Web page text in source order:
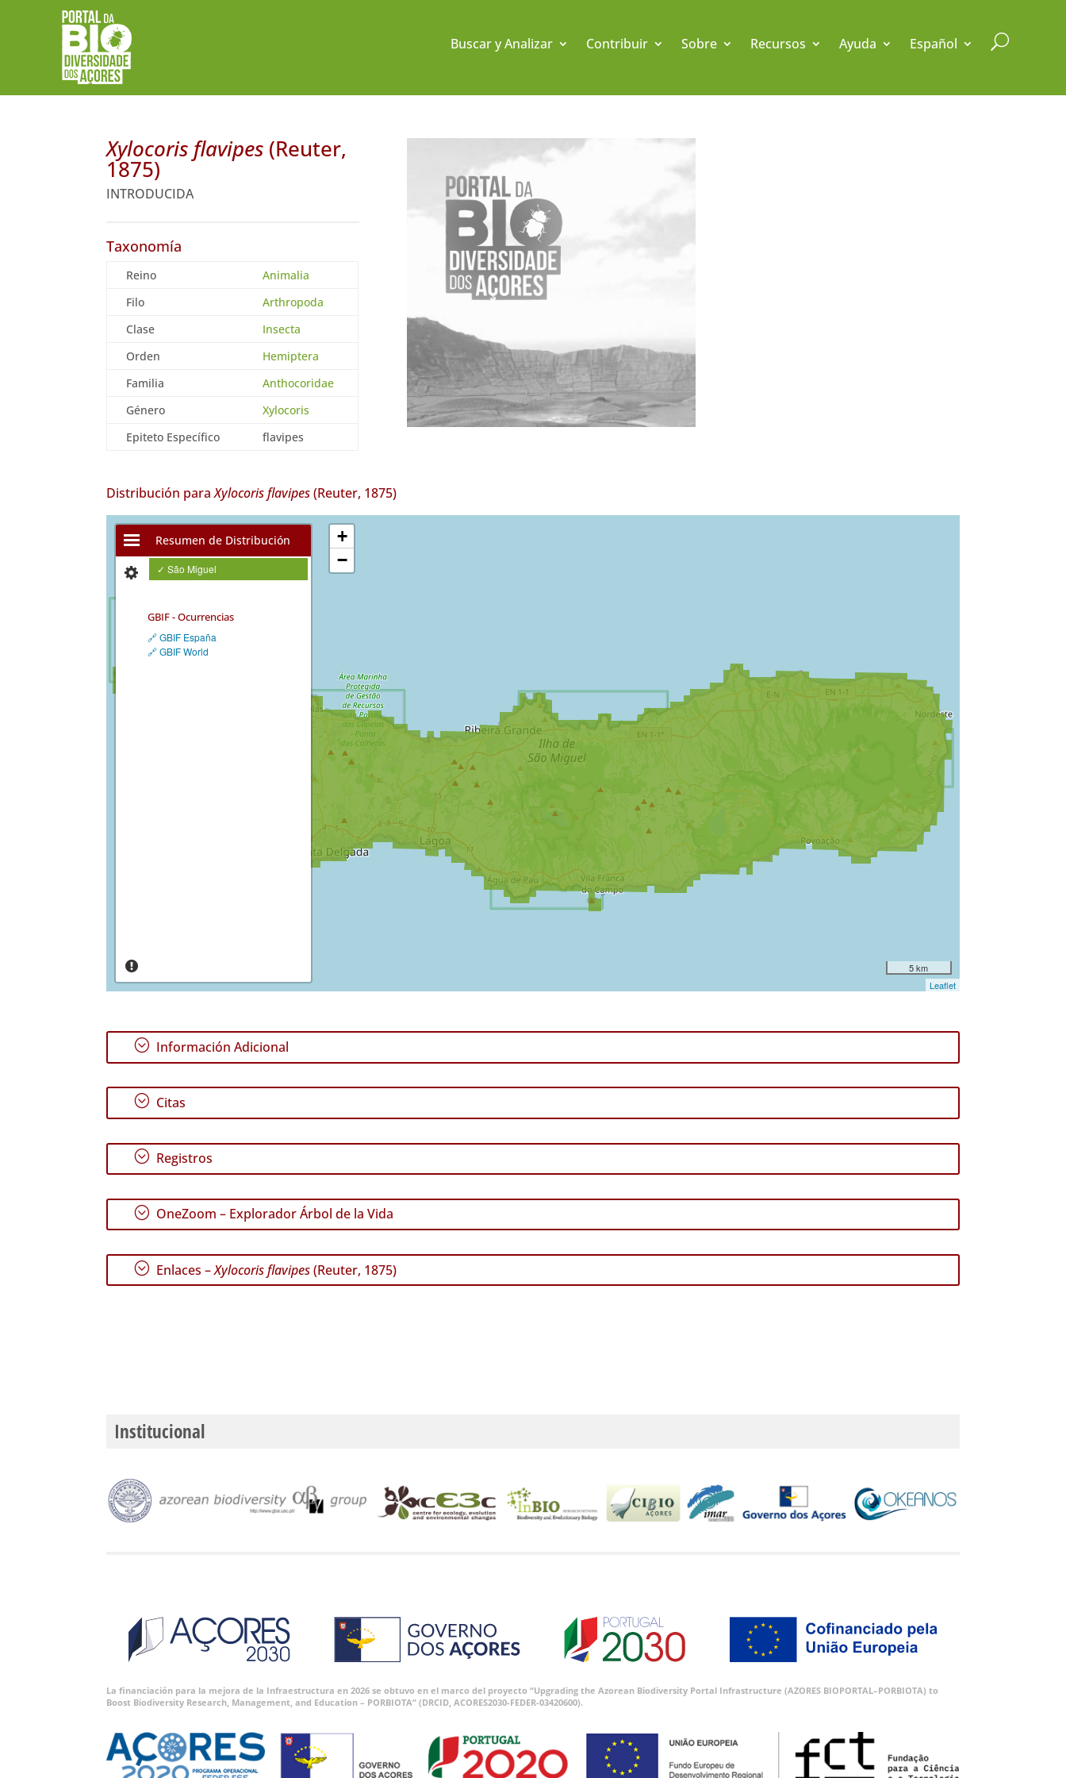
Buscar y Analizar Contribuir Sobre Recursos Ayuda Español U
Xylocoris flavipes (Reuter,
1875)
INTRODUCIDA
Taxonomía
Reino
Animalia
Filo
Arthropoda
Clase
Insecta
Orden
Hemiptera
Familia
Anthocoridae
Género
Xylocoris
Epiteto Específico
flavipes
Distribución paraXylocoris flavipes(Reuter, 1875)
Resumen de Distribución
✓ São Miguel
GBIF - Ocurrencias
🔗 GBIF España
🔗 GBIF World
+
−
5 km
Leaflet
; Información Adicional
; Citas
; Registros
; OneZoom – Explorador Árbol de la Vida
; Enlaces –Xylocoris flavipes(Reuter, 1875)
Institucional
La financiación para la mejora de la Infraestructura en 2026 se obtuvo en el marco del proyecto “Upgrading the Azorean Biodiversity Portal Infrastructure (AZORES BIOPORTAL–PORBIOTA) to
Boost Biodiversity Research, Management, and Education – PORBIOTA” (DRCID, ACORES2030-FEDER-03420600).